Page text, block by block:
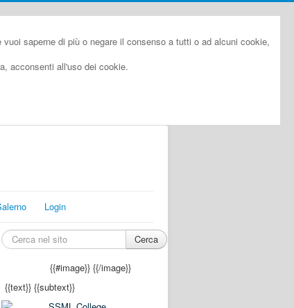
saperne di più o negare il consenso a tutti o ad alcuni cookie,
acconsenti all'uso dei cookie.
Login
Cerca
{{#image}}{{/image}}
{{text}} {{subtext}}